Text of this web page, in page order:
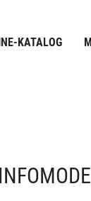
KATALOG